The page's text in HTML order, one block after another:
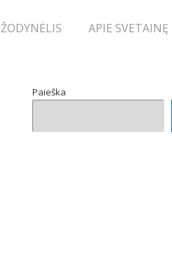
ŽODYNĖLIS APIE SVETAINĘ
Paieška